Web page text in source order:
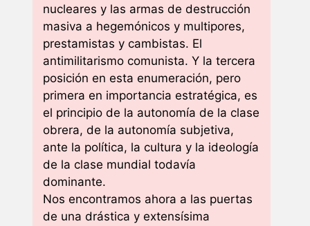
nucleares y las armas de destrucción
masiva a hegemónicos y multipores,
prestamistas y cambistas. El
antimilitarismo comunista. Y la tercera
posición en esta enumeración, pero
primera en importancia estratégica, es
el principio de la autonomía de la clase
obrera, de la autonomía subjetiva,
ante la política, la cultura y la ideología
de la clase mundial todavía
dominante.
Nos encontramos ahora a las puertas
de una drástica y extensísima